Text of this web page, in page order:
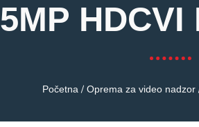
5MP HDCVI
Početna / Oprema za video nadzor